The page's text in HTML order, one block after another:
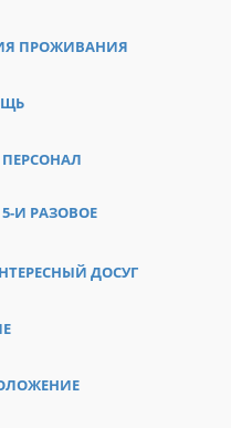
ПРОЖИВАНИЯ
И РАЗОВОЕ
ДОСУГ